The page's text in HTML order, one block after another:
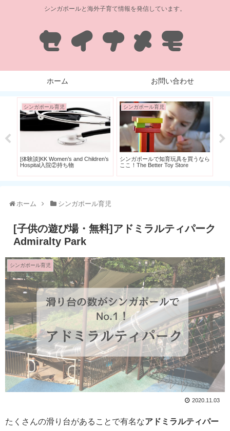
シンガポールと海外子育て情報を発信しています。
ホーム お問い合わせ
シンガポール育児
[体験談]KK Women’s and Children’s
Hospital入院②持ち物
シンガポール育児
シンガポールで知育玩具を買うなら
ここ！The Better Toy Store
ホーム シンガポール育児
[子供の遊び場・無料]アドミラルティパーク
Admiralty Park
シンガポール育児
2020.11.03
たくさんの滑り台があることで有名なアドミラルティパー